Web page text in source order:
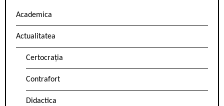
Academica
Actualitatea
Certocrația
Contrafort
Didactica